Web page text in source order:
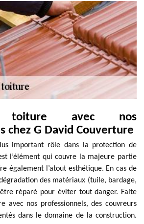
toiture avec nos
chez G David Couverture
important rôle dans la protection de
l’élément qui couvre la majeure partie
également l’atout esthétique. En cas de
des matériaux (tuile, bardage,
réparé pour éviter tout danger. Faite
avec nos professionnels, des couvreurs
dans le domaine de la construction.